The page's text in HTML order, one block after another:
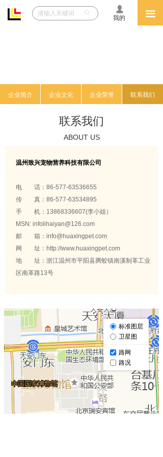
끀
网站首页
VIP
ꄙ 넙
我的
联系我们
ABOUT US
企业简介 企业文化 企业荣誉 联系我们
温州致兴宠物营养科技有限公司
电 话：86-577-63536655
传 真：86-577-63534895
手 机：13868336607(李小姐）
MSN: infolihaiyan@126.com
邮 箱：info@huaxingpet.com
网 址：http://www.huaxingpet.com
地 址：浙江温州市平阳县腾蛟镇南溪制革工业
区南革路13号